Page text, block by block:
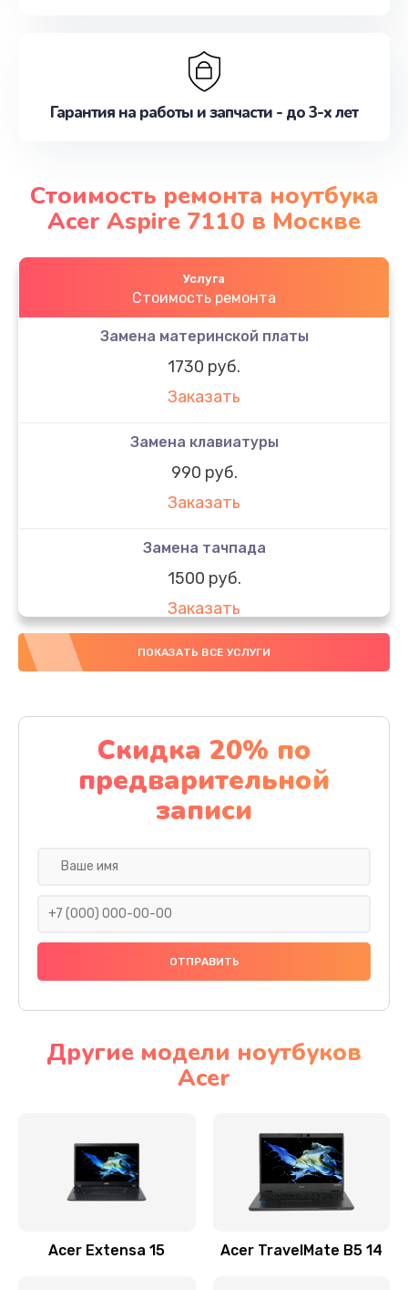
Гарантия на работы и запчасти - до 3-х лет
Стоимость ремонта ноутбука
Acer Aspire 7110 в Москве
Услуга
Стоимость ремонта
Замена материнской платы
1730 руб.
Заказать
Замена клавиатуры
990 руб.
Заказать
Замена тачпада
1500 руб.
Заказать
Замена южного моста
Заказать
Чистка от пыли
1060 руб.
Заказать
Ремонт подсветки
Настройка BIOS
Замена видеочипа
Заказать
ПОКАЗАТЬ ВСЕ УСЛУГИ
Скидка 20% по
предварительной
записи
Другие модели ноутбуков
Acer
Acer Extensa 15 Acer TravelMate B5 14